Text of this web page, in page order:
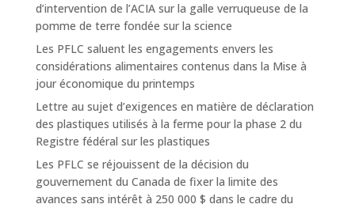
d’intervention de l’ACIA sur la galle verruqueuse de la
pomme de terre fondée sur la science
Les PFLC saluent les engagements envers les
considérations alimentaires contenus dans la Mise à
jour économique du printemps
Lettre au sujet d’exigences en matière de déclaration
des plastiques utilisés à la ferme pour la phase 2 du
Registre fédéral sur les plastiques
Les PFLC se réjouissent de la décision du
gouvernement du Canada de fixer la limite des
avances sans intérêt à 250 000 $ dans le cadre du